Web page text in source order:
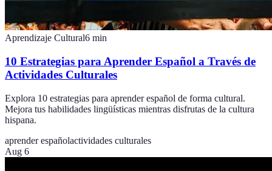
Aprendizaje Cultural6 min
10 Estrategias para Aprender Español a Través de
Actividades Culturales
Explora 10 estrategias para aprender español de forma cultural.
Mejora tus habilidades lingüísticas mientras disfrutas de la cultura
hispana.
aprender españolactividades culturales
Aug 6